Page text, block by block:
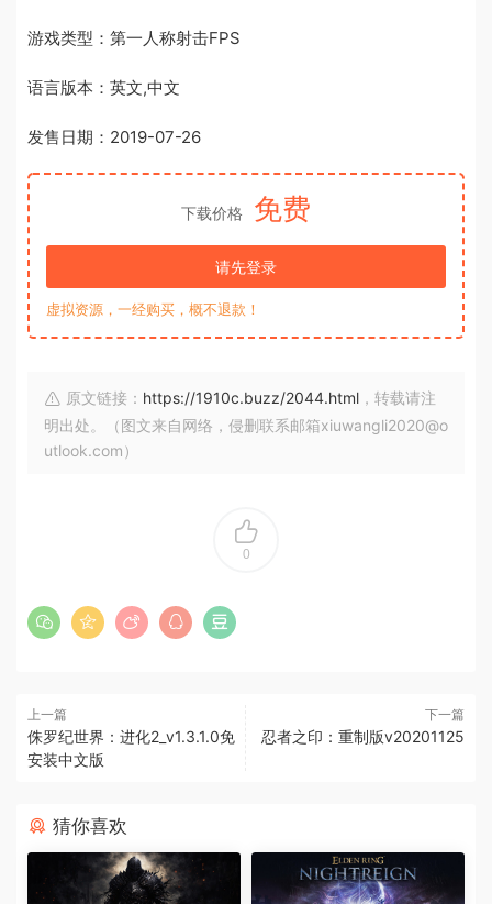
游戏类型：第一人称射击FPS
语言版本：英文,中文
发售日期：2019-07-26
下载价格 免费
请先登录
虚拟资源，一经购买，概不退款！
原文链接： https://1910c.buzz/2044.html ，转载请注
明出处。（图文来自网络，侵删联系邮箱xiuwangli2020@o
utlook.com）
0
上一篇
侏罗纪世界：进化2_v1.3.1.0免
安装中文版
下一篇
忍者之印：重制版v20201125
猜你喜欢